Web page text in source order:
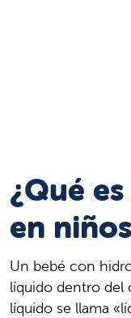
¿Qué
en
Un bebé con
líquido dentro del
líquido se llama